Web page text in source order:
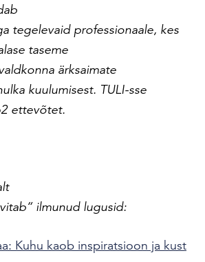
tegelevaid professionaale, kes
taseme
ärksaimate
kuulumisest. TULI-sse
ettevõtet.
ilmunud lugusid:
Kuhu kaob inspiratsioon ja kust